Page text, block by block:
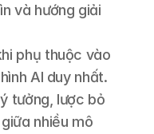
và hướng giải
phụ thuộc vào
AI duy nhất.
tưởng, lược bỏ
nhiều mô